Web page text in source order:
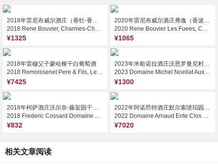
2018年雷尼布威尔酒庄（香牡-香贝丹特级园）红葡萄酒
2018 Rene Bouvier, Charmes-Chambertin Grand Cru, France
¥1325
2020年雷尼布威尔酒庄弗逸（香波-慕西尼一级园）红葡萄酒
2020 Rene Bouvier Les Fuees, Chambolle-Musigny Premier Cru, France
¥1065
2018年雷穆父子蒙哈榭干白葡萄酒
2018 Remoissenet Pere & Fils, Le Montrachet Grand Cru, France
¥7425
2023年米歇诺拉酒庄沃恩罗曼尼村奥格纳维干红葡萄酒
2023 Domaine Michel Noellat Aux Genaivrieres, Vosne-Romanee, France
¥1300
¥832 ¥7020
相关文章阅读